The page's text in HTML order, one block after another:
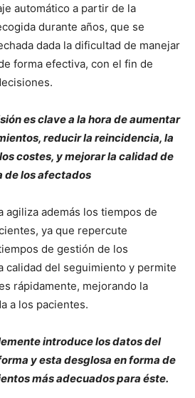
automático a partir de la
durante años, que se
dada la dificultad de manejar
forma efectiva, con el fin de
es clave a la hora de aumentar
reducir la reincidencia, la
costes, y mejorar la calidad de
de los afectados
agiliza además los tiempos de
ya que repercute
de gestión de los
calidad del seguimiento y permite
rápidamente, mejorando la
a los pacientes.
introduce los datos del
y esta desglosa en forma de
más adecuados para éste.